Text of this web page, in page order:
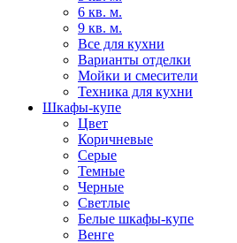
6 кв. м.
9 кв. м.
Все для кухни
Варианты отделки
Мойки и смесители
Техника для кухни
Шкафы-купе
Цвет
Коричневые
Серые
Темные
Черные
Светлые
Белые шкафы-купе
Венге